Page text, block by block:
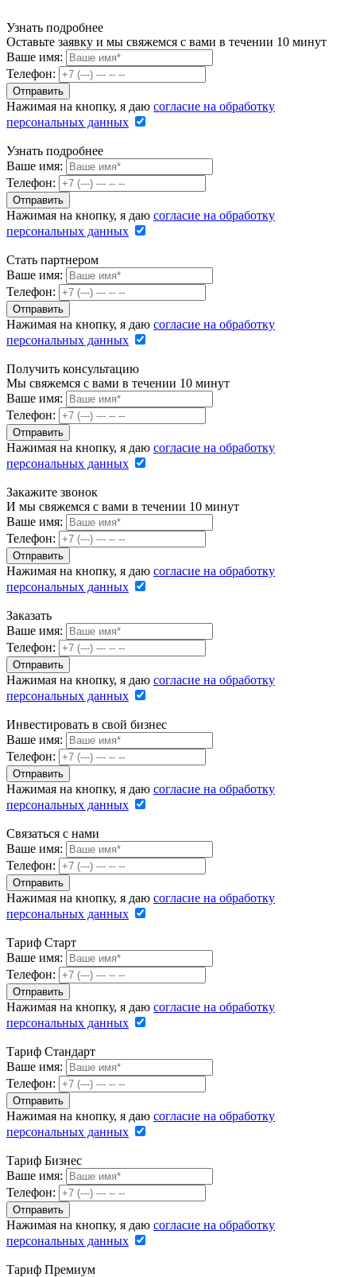
Узнать подробнее
Оставьте заявку и мы свяжемся с вами в течении 10 минут
Ваше имя:
Телефон:
Нажимая на кнопку, я даю согласие на обработку
персональных данных
Узнать подробнее
Ваше имя:
Телефон:
Нажимая на кнопку, я даю согласие на обработку
персональных данных
Стать партнером
Ваше имя:
Телефон:
Нажимая на кнопку, я даю согласие на обработку
персональных данных
Получить консультацию
Мы свяжемся с вами в течении 10 минут
Ваше имя:
Телефон:
Нажимая на кнопку, я даю согласие на обработку
персональных данных
Закажите звонок
И мы свяжемся с вами в течении 10 минут
Ваше имя:
Телефон:
Нажимая на кнопку, я даю согласие на обработку
персональных данных
Заказать
Ваше имя:
Телефон:
Нажимая на кнопку, я даю согласие на обработку
персональных данных
Инвестировать в свой бизнес
Ваше имя:
Телефон:
Нажимая на кнопку, я даю согласие на обработку
персональных данных
Связаться с нами
Ваше имя:
Телефон:
Нажимая на кнопку, я даю согласие на обработку
персональных данных
Тариф Старт
Ваше имя:
Телефон:
Нажимая на кнопку, я даю согласие на обработку
персональных данных
Тариф Стандарт
Ваше имя:
Телефон:
Нажимая на кнопку, я даю согласие на обработку
персональных данных
Тариф Бизнес
Ваше имя:
Телефон:
Нажимая на кнопку, я даю согласие на обработку
персональных данных
Тариф Премиум